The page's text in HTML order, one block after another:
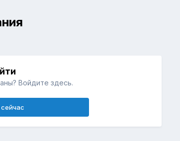
Войдите здесь.